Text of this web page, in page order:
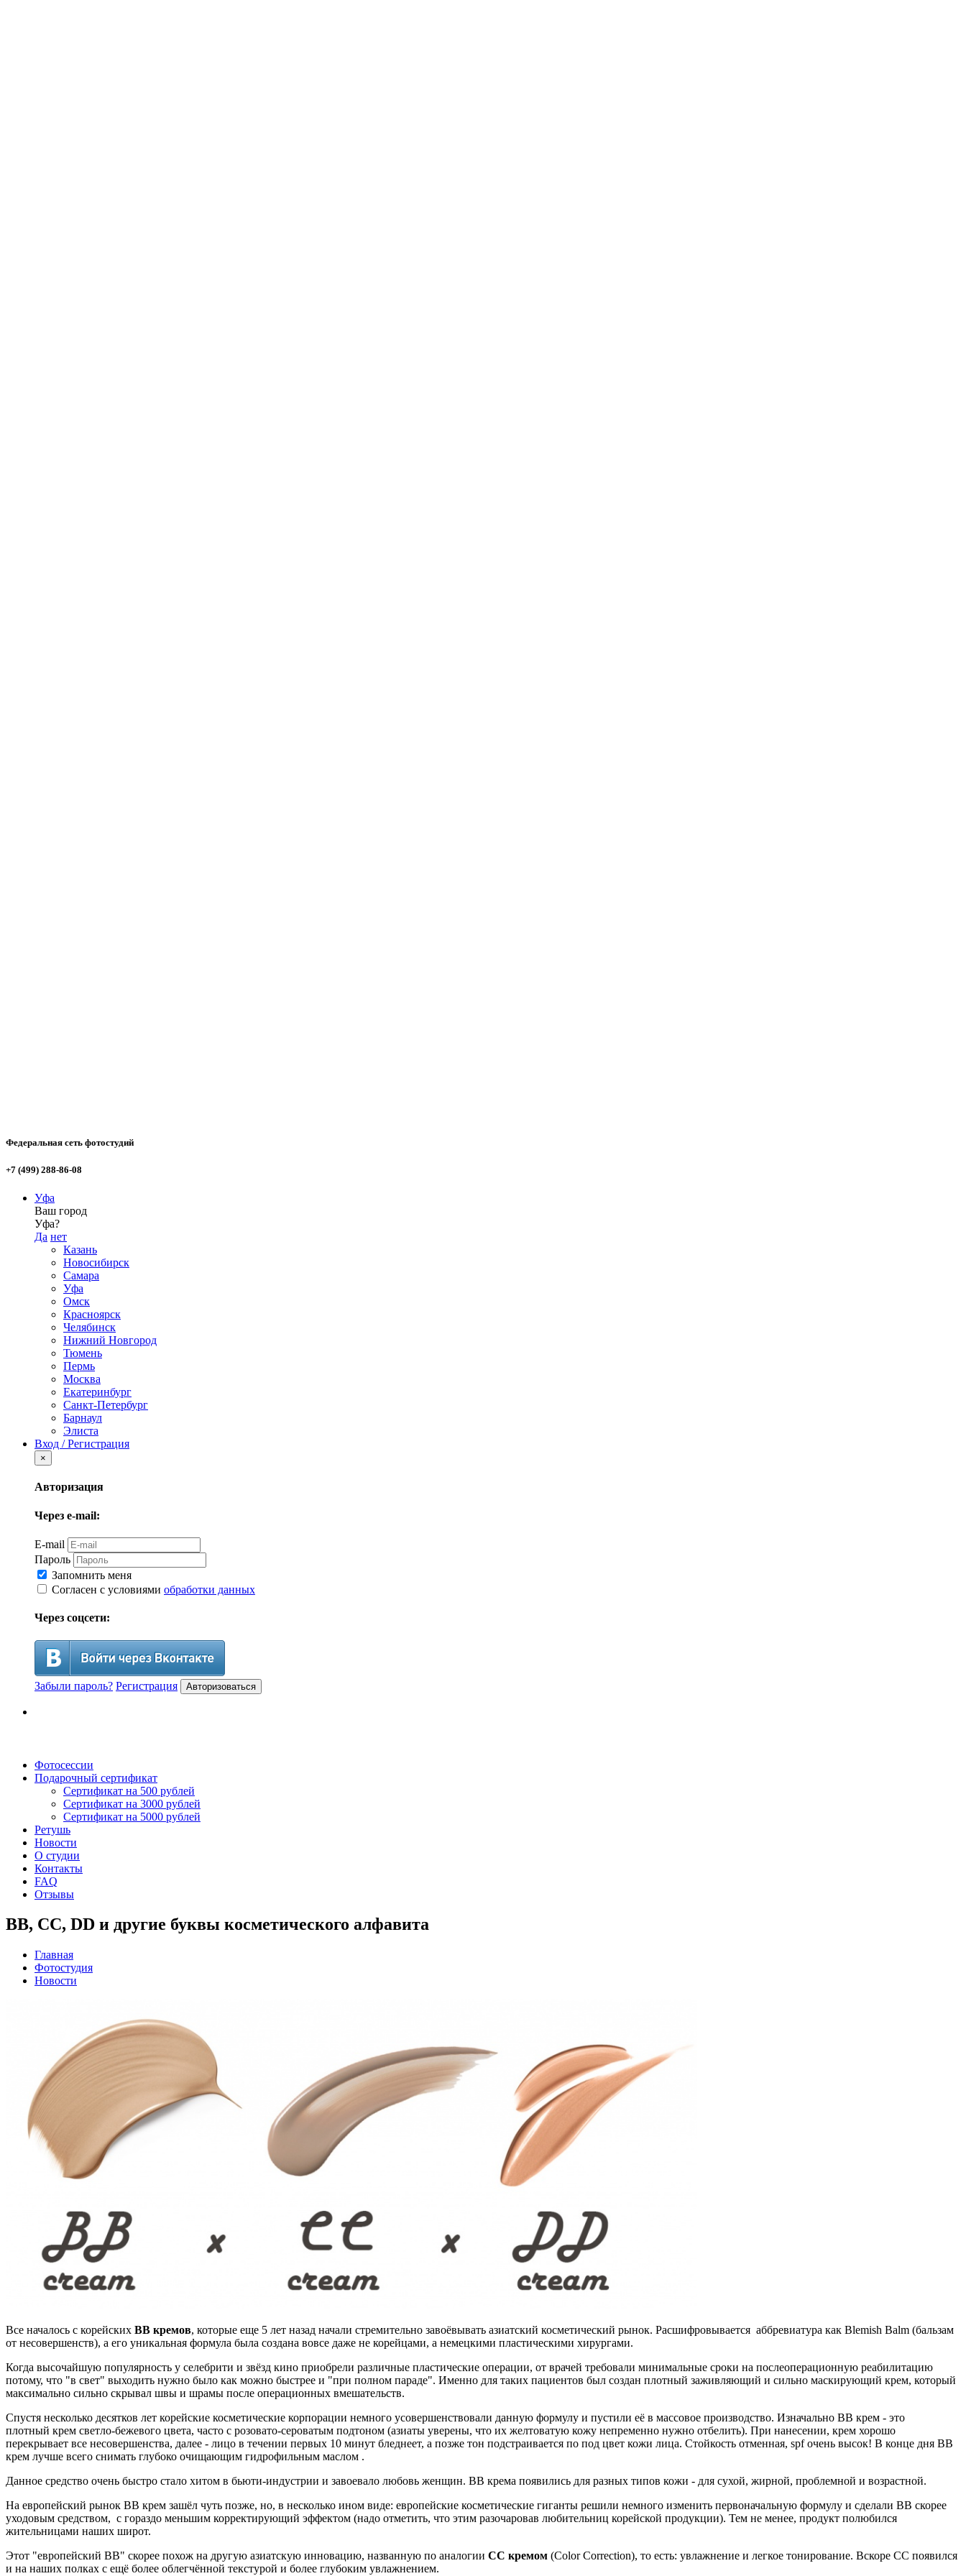
Федеральная сеть фотостудий
+7 (499) 288-86-08
Уфа
Ваш город
Уфа?
Да нет
Казань
Новосибирск
Самара
Уфа
Омск
Красноярск
Челябинск
Нижний Новгород
Тюмень
Пермь
Москва
Екатеринбург
Санкт-Петербург
Барнаул
Элиста
Вход / Регистрация
×
Авторизация
Через e-mail:
E-mail
Пароль
Запомнить меня
Согласен с условиями обработки данных
Через соцсети:
Забыли пароль? Регистрация Авторизоваться
Фотосессии
Подарочный сертификат
Сертификат на 500 рублей
Сертификат на 3000 рублей
Сертификат на 5000 рублей
Ретушь
Новости
О студии
Контакты
FAQ
Отзывы
BB, CC, DD и другие буквы косметического алфавита
Главная
Фотостудия
Новости
Все началось с корейских ВВ кремов, которые еще 5 лет назад начали стремительно завоёвывать азиатский косметический рынок. Расшифровывается аббревиатура как Blemish Balm (бальзам
от несовершенств), а его уникальная формула была создана вовсе даже не корейцами, а немецкими пластическими хирургами.
Когда высочайшую популярность у селебрити и звёзд кино приобрели различные пластические операции, от врачей требовали минимальные сроки на послеоперационную реабилитацию
потому, что "в свет" выходить нужно было как можно быстрее и "при полном параде". Именно для таких пациентов был создан плотный заживляющий и сильно маскирующий крем, который
максимально сильно скрывал швы и шрамы после операционных вмешательств.
Спустя несколько десятков лет корейские косметические корпорации немного усовершенствовали данную формулу и пустили её в массовое производство. Изначально ВВ крем - это
плотный крем светло-бежевого цвета, часто с розовато-сероватым подтоном (азиаты уверены, что их желтоватую кожу непременно нужно отбелить). При нанесении, крем хорошо
перекрывает все несовершенства, далее - лицо в течении первых 10 минут бледнеет, а позже тон подстраивается по под цвет кожи лица. Стойкость отменная, spf очень высок! В конце дня BB
крем лучше всего снимать глубоко очищающим гидрофильным маслом .
Данное средство очень быстро стало хитом в бьюти-индустрии и завоевало любовь женщин. ВВ крема появились для разных типов кожи - для сухой, жирной, проблемной и возрастной.
На европейский рынок ВВ крем зашёл чуть позже, но, в несколько ином виде: европейские косметические гиганты решили немного изменить первоначальную формулу и сделали ВВ скорее
уходовым средством, с гораздо меньшим корректирующий эффектом (надо отметить, что этим разочаровав любительниц корейской продукции). Тем не менее, продукт полюбился
жительницами наших широт.
Этот "европейский ВВ" скорее похож на другую азиатскую инновацию, названную по аналогии CC кремом (Color Correction), то есть: увлажнение и легкое тонирование. Вскоре СС появился
и на наших полках с ещё более облегчённой текстурой и более глубоким увлажнением.